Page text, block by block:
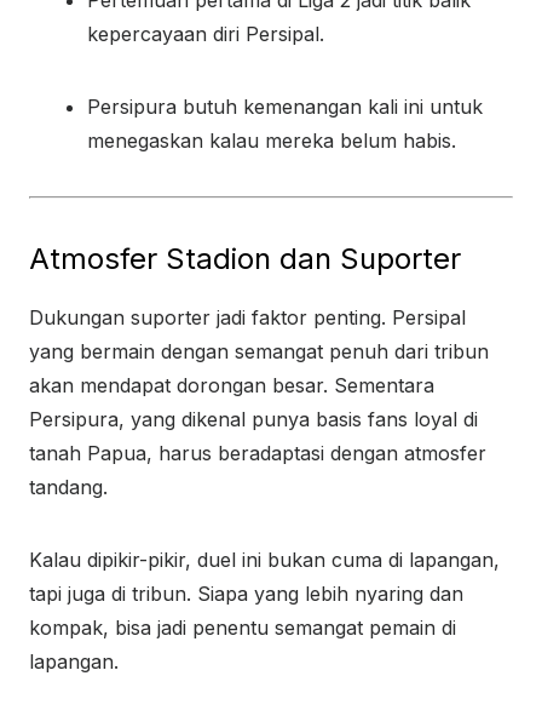
kepercayaan diri Persipal.
Persipura butuh kemenangan kali ini untuk
menegaskan kalau mereka belum habis.
Atmosfer Stadion dan Suporter
Dukungan suporter jadi faktor penting. Persipal
yang bermain dengan semangat penuh dari tribun
akan mendapat dorongan besar. Sementara
Persipura, yang dikenal punya basis fans loyal di
tanah Papua, harus beradaptasi dengan atmosfer
tandang.
Kalau dipikir-pikir, duel ini bukan cuma di lapangan,
tapi juga di tribun. Siapa yang lebih nyaring dan
kompak, bisa jadi penentu semangat pemain di
lapangan.